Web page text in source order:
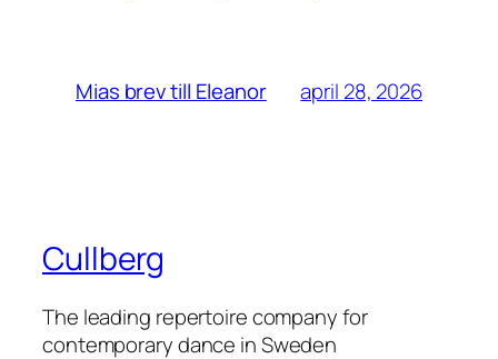
Mias brev till Eleanor april 28, 2026
Cullberg
The leading repertoire company for
contemporary dance in Sweden